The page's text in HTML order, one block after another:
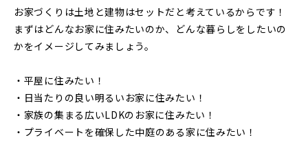
お家づくりは土地と建物はセットだと考えているからです！
まずはどんなお家に住みたいのか、どんな暮らしをしたいの
かをイメージしてみましょう。
・平屋に住みたい！
・日当たりの良い明るいお家に住みたい！
・家族の集まる広いLDKのお家に住みたい！
・プライベートを確保した中庭のある家に住みたい！